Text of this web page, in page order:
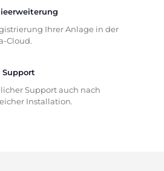
Ihrer Anlage in der
Cloud.
Support
Support auch nach
Installation.